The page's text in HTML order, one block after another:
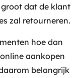
dat de klant
zal retourneren.
hoe dan
aankopen
belangrijk